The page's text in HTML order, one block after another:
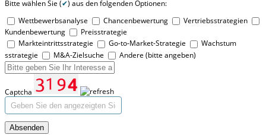
Bitte wählen Sie (✔) aus den folgenden Optionen:
Wettbewerbsanalyse
Chancenbewertung
Vertriebsstrategien
Kundenbewertung
Preisstrategie
Markteintrittsstrategie
Go-to-Market-Strategie
Wachstum
sstrategie
M&A-Zielsuche Andere (bitte angeben)
Captcha
Absenden